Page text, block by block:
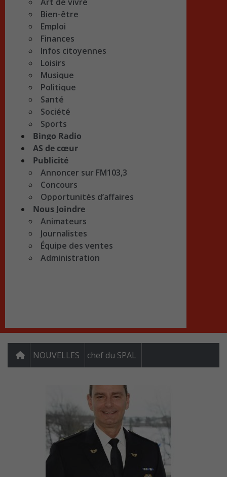
Bien-être
Emploi
Finances
Infos citoyennes
Loisirs
Musique
Politique
Santé
Société
Sports
Bingo Radio
AS de cœur
Publicité
Annoncer sur FM103,3
Concours
Opportunités d’affaires
Nous Joindre
Animateurs
Journalistes
Équipe des ventes
Administration
NOUVELLES chef du SPAL